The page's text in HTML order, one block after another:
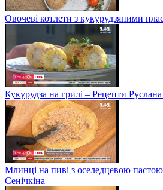
Овочеві котлети з кукурудзяними
Кукурудза на грилі – Рецепти Руслана
Млинці на пиві з оселедцевою
Сенічкіна